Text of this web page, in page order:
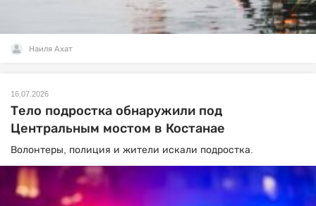
Наиля Ахат
16.07.2026
Тело подростка обнаружили под
Центральным мостом в Костанае
Волонтеры, полиция и жители искали подростка.